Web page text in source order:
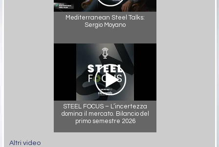
Mediterranean Steel Talks:
Sergio Moyano
STEEL FOCUS – L’incertezza
domina il mercato. Bilancio del
primo semestre 2026
Altri video